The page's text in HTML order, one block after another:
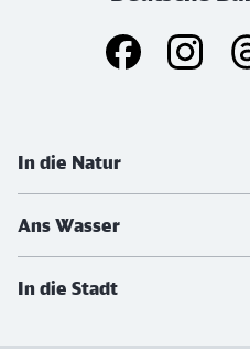
In die Natur
Ans Wasser
In die Stadt